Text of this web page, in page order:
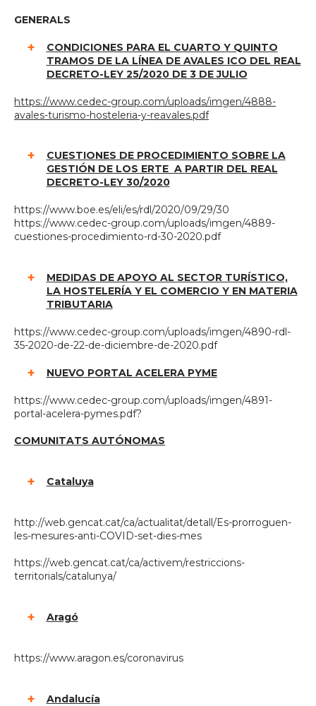
GENERALS
CONDICIONES PARA EL CUARTO Y QUINTO
TRAMOS DE LA LÍNEA DE AVALES ICO DEL REAL
DECRETO-LEY 25/2020 DE 3 DE JULIO
https://www.cedec-group.com/uploads/imgen/4888-
avales-turismo-hosteleria-y-reavales.pdf
CUESTIONES DE PROCEDIMIENTO SOBRE LA
GESTIÓN DE LOS ERTE A PARTIR DEL REAL
DECRETO-LEY 30/2020
https://www.boe.es/eli/es/rdl/2020/09/29/30
https://www.cedec-group.com/uploads/imgen/4889-
cuestiones-procedimiento-rd-30-2020.pdf
MEDIDAS DE APOYO AL SECTOR TURÍSTICO,
LA HOSTELERÍA Y EL COMERCIO Y EN MATERIA
TRIBUTARIA
https://www.cedec-group.com/uploads/imgen/4890-rdl-
35-2020-de-22-de-diciembre-de-2020.pdf
NUEVO PORTAL ACELERA PYME
https://www.cedec-group.com/uploads/imgen/4891-
portal-acelera-pymes.pdf?
COMUNITATS AUTÓNOMAS
Cataluya
http://web.gencat.cat/ca/actualitat/detall/Es-prorroguen-
les-mesures-anti-COVID-set-dies-mes
https://web.gencat.cat/ca/activem/restriccions-
territorials/catalunya/
Aragó
https://www.aragon.es/coronavirus
Andalucía